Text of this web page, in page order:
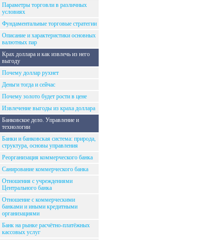
Параметры торговли в различных
условиях
Фундаментальные торговые стратегии
Описание и характеристики основных
валютных пар
Крах доллара и как извлечь из него
выгоду
Почему доллар рухнет
Деньги тогда и сейчас
Почему золото будет рости в цене
Извлечение выгоды из краха доллара
Банковское дело. Управление и
технологии
Банки и банковская система: природа,
структура, основы управления
Реорганизация коммерческого банка
Санирование коммерческого банка
Отношения с учреждениями
Центрального банка
Отношение с коммерческими
банками и иными кредитными
организациями
Банк на рынке расчётно-платёжных
кассовых услуг